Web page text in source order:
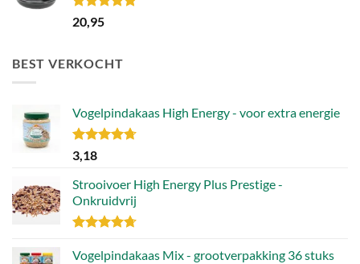
Gewaardeerd
5.00
20,95
BEST VERKOCHT
Vogelpindakaas High Energy - voor extra energie
Gewaardeerd
4.70
3,18
Strooivoer High Energy Plus Prestige -
Onkruidvrij
4.71uit 5
Vogelpindakaas Mix - grootverpakking 36 stuks